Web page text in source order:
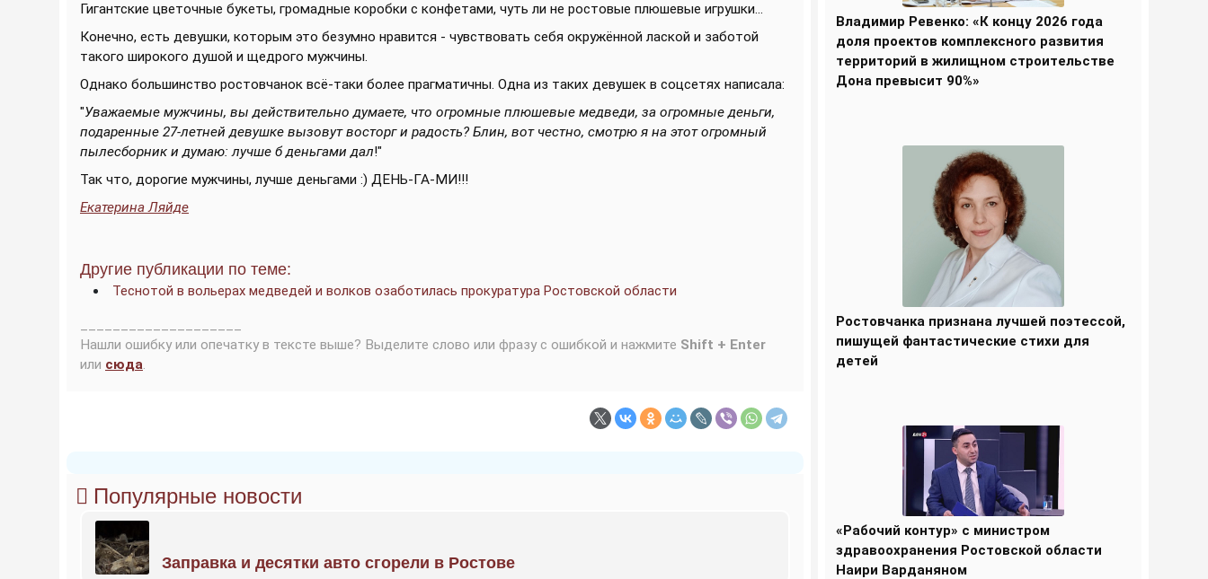
Гигантские цветочные букеты, громадные коробки с конфетами, чуть ли не ростовые плюшевые игрушки...
Конечно, есть девушки, которым это безумно нравится - чувствовать себя окружённой лаской и заботой
такого широкого душой и щедрого мужчины.
Однако большинство ростовчанок всё-таки более прагматичны. Одна из таких девушек в соцсетях написала:
"Уважаемые мужчины, вы действительно думаете, что огромные плюшевые медведи, за огромные деньги,
подаренные 27-летней девушке вызовут восторг и радость? Блин, вот честно, смотрю я на этот огромный
пылесборник и думаю: лучше б деньгами дал!"
Так что, дорогие мужчины, лучше деньгами :) ДЕНЬ-ГА-МИ!!!
Екатерина Ляйде
Другие публикации по теме:
Теснотой в вольерах медведей и волков озаботилась прокуратура Ростовской области
Нашли ошибку или опечатку в тексте выше? Выделите слово или фразу с ошибкой и нажмите Shift + Enter
или сюда.
Популярные новости
Заправка и десятки авто сгорели в Ростове
Владимир Ревенко: «К концу 2026 года
доля проектов комплексного развития
территорий в жилищном строительстве
Дона превысит 90%»
Ростовчанка признана лучшей поэтессой,
пишущей фантастические стихи для
детей
«Рабочий контур» с министром
здравоохранения Ростовской области
Наири Варданяном